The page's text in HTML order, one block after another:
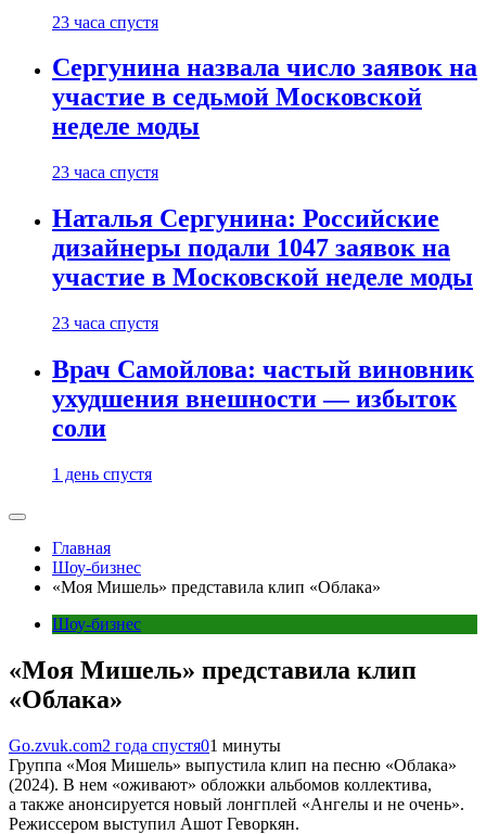
23 часа спустя
Сергунина назвала число заявок на
участие в седьмой Московской
неделе моды
23 часа спустя
Наталья Сергунина: Российские
дизайнеры подали 1047 заявок на
участие в Московской неделе моды
23 часа спустя
Врач Самойлова: частый виновник
ухудшения внешности — избыток
соли
1 день спустя
Главная
Шоу-бизнес
«Моя Мишель» представила клип «Облака»
Шоу-бизнес
«Моя Мишель» представила клип
«Облака»
Go.zvuk.com2 года спустя01 минуты
Группа «Моя Мишель» выпустила клип на песню «Облака»
(2024). В нем «оживают» обложки альбомов коллектива,
а также анонсируется новый лонгплей «Ангелы и не очень».
Режиссером выступил Ашот Геворкян.